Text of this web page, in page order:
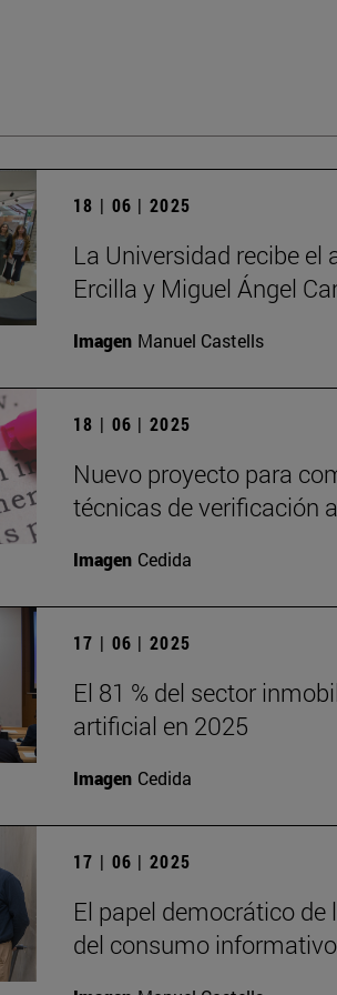
18 | 06 | 2025
La Universidad recibe
Ercilla y Miguel Ángel
Imagen Manuel Castells
18 | 06 | 2025
Nuevo proyecto para
técnicas de verificación
Imagen Cedida
17 | 06 | 2025
El 81 % del sector
artificial en 2025
Imagen Cedida
17 | 06 | 2025
El papel democrático
del consumo